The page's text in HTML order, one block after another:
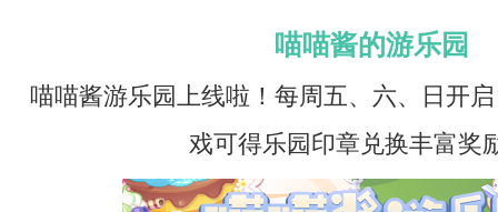
喵喵酱的游乐园
喵喵酱游乐园上线啦！每周五、六、日开
戏可得乐园印章兑换丰富奖